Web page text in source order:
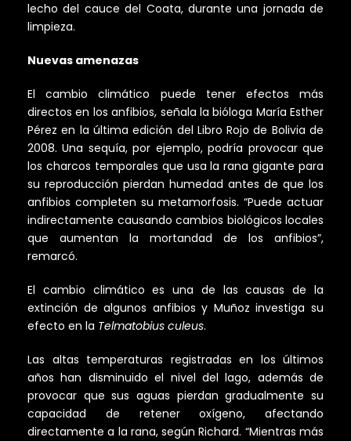
lecho del cauce del Coata, durante una jornada de
limpieza.
Nuevas amenazas
El cambio climático puede tener efectos más
directos en los anfibios, señala la bióloga María Esther
Pérez en la última edición del Libro Rojo de Bolivia de
2008. Una sequía, por ejemplo, podría provocar que
los charcos temporales que usa la rana gigante para
su reproducción pierdan humedad antes de que los
anfibios completen su metamorfosis. “Puede actuar
indirectamente causando cambios biológicos locales
que aumentan la mortandad de los anfibios”,
remarcó.
El cambio climático es una de las causas de la
extinción de algunos anfibios y Muñoz investiga su
efecto en la Telmatobius culeus.
Las altas temperaturas registradas en los últimos
años han disminuido el nivel del lago, además de
provocar que sus aguas pierdan gradualmente su
capacidad de retener oxígeno, afectando
directamente a la rana, según Richard. “Mientras más